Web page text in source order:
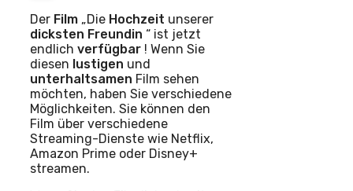
Der Film „Die Hochzeit unserer
dicksten Freundin “ ist jetzt
endlich verfügbar ! Wenn Sie
diesen lustigen und
unterhaltsamen Film sehen
möchten, haben Sie verschiedene
Möglichkeiten. Sie können den
Film über verschiedene
Streaming-Dienste wie Netflix,
Amazon Prime oder Disney+
streamen.